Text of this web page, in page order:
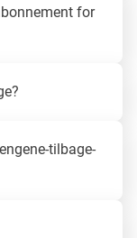
for
tilbage-